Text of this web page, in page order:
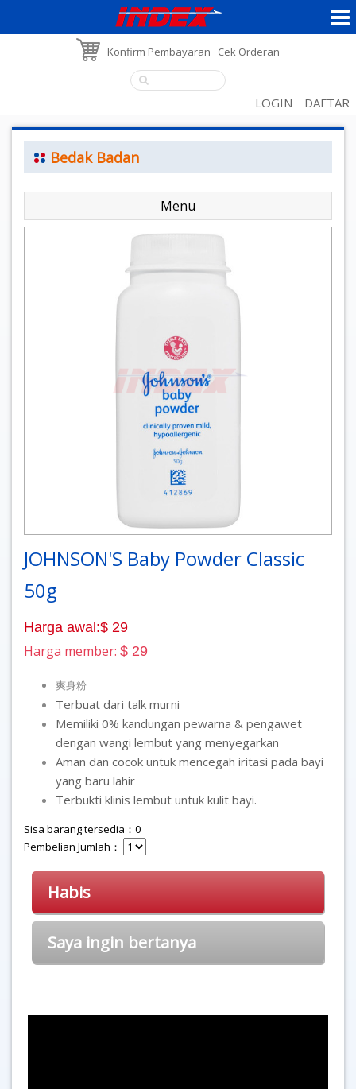
Konfirm Pembayaran Cek Orderan
LOGIN DAFTAR
Bedak Badan
Menu
JOHNSON'S Baby Powder Classic
50g
Harga awal:$ 29
Harga member: $ 29
爽身粉
Terbuat dari talk murni
Memiliki 0% kandungan pewarna & pengawet
dengan wangi lembut yang menyegarkan
Aman dan cocok untuk mencegah iritasi pada bayi
yang baru lahir
Terbukti klinis lembut untuk kulit bayi.
Sisa barang tersedia：0
Pembelian Jumlah：
Habis
Saya ingin bertanya